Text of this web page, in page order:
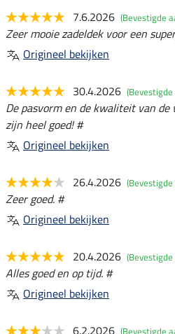
7.6.2026 (Bevestigde
Zeer mooie zadeldek voor een
Origineel bekijken
30.4.2026
De pasvorm en de kwaliteit van
zijn heel goed! #
Origineel bekijken
26.4.2026
Zeer goed. #
Origineel bekijken
20.4.2026
Alles goed en op tijd. #
Origineel bekijken
6.2.2026